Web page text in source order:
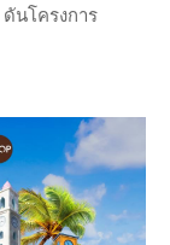
นโครงการ